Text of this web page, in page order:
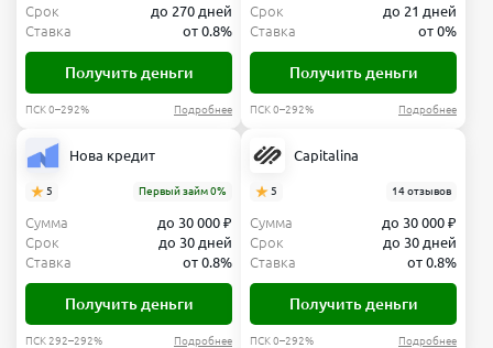
Срок
до 270 дней
Ставка
от 0.8%
Получить деньги
ПСК 0–292% Подробнее
Срок
до 21 дней
Ставка
от 0%
Получить деньги
ПСК 0–292% Подробнее
Нова кредит
5 Первый займ 0%
Сумма
до 30 000 ₽
Срок
до 30 дней
Ставка
от 0.8%
Получить деньги
ПСК 292–292% Подробнее
Capitalina
5 14 отзывов
Сумма
до 30 000 ₽
Срок
до 30 дней
Ставка
от 0.8%
Получить деньги
ПСК 0–292% Подробнее